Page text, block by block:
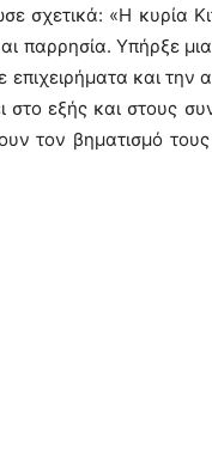
σχετικά: «Η κυρία
παρρησία. Υπήρξε
και την
στο εξής και στους
τον βηματισμό